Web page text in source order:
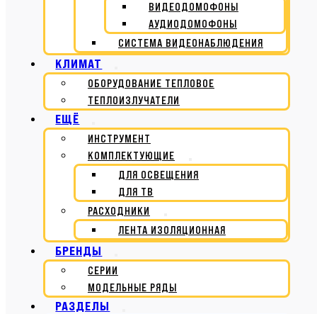
ВИДЕОДОМОФОНЫ
АУДИОДОМОФОНЫ
СИСТЕМА ВИДЕОНАБЛЮДЕНИЯ
КЛИМАТ
ОБОРУДОВАНИЕ ТЕПЛОВОЕ
ТЕПЛОИЗЛУЧАТЕЛИ
ЕЩЁ
ИНСТРУМЕНТ
КОМПЛЕКТУЮЩИЕ
ДЛЯ ОСВЕЩЕНИЯ
ДЛЯ ТВ
РАСХОДНИКИ
ЛЕНТА ИЗОЛЯЦИОННАЯ
БРЕНДЫ
СЕРИИ
МОДЕЛЬНЫЕ РЯДЫ
РАЗДЕЛЫ